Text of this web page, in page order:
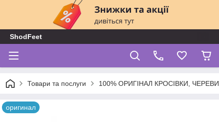
ShodFeet
Товари та послуги 100% ОРИГІНАЛ КРОСІВКИ,
оригинал